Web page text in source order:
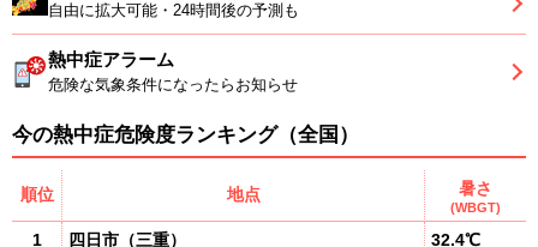
自由に拡大可能・24時間後の予測も
熱中症アラーム
危険な気象条件になったらお知らせ
今の熱中症危険度ランキング（全国）
順位 地点 暑さ
(WBGT)
1 四日市 （三重） 32.4℃